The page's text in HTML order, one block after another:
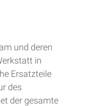
und deren
in
Ersatzteile
des
der gesamte